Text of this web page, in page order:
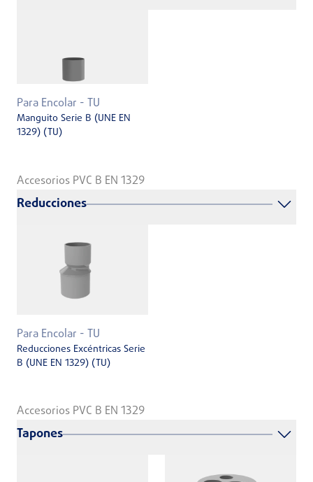
Para Encolar - TU
Manguito Serie B (UNE EN
1329) (TU)
Accesorios PVC B EN 1329
Reducciones
Para Encolar - TU
Reducciones Excéntricas Serie
B (UNE EN 1329) (TU)
Accesorios PVC B EN 1329
Tapones